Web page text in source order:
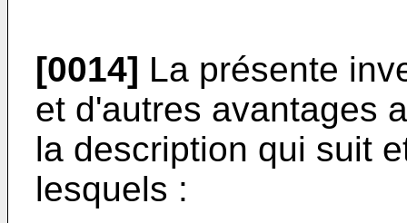
[0014] La présente
et d'autres avantages
la description qui suit
lesquels :